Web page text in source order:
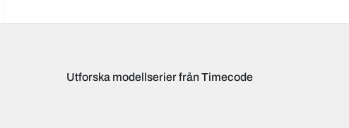
Utforska modellserier från Timecode